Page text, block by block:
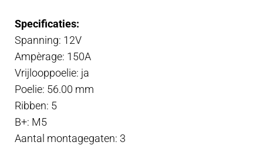
Specificaties:
Spanning: 12V
Ampèrage: 150A
Vrijlooppoelie: ja
Poelie: 56.00 mm
Ribben: 5
B+: M5
Aantal montagegaten: 3